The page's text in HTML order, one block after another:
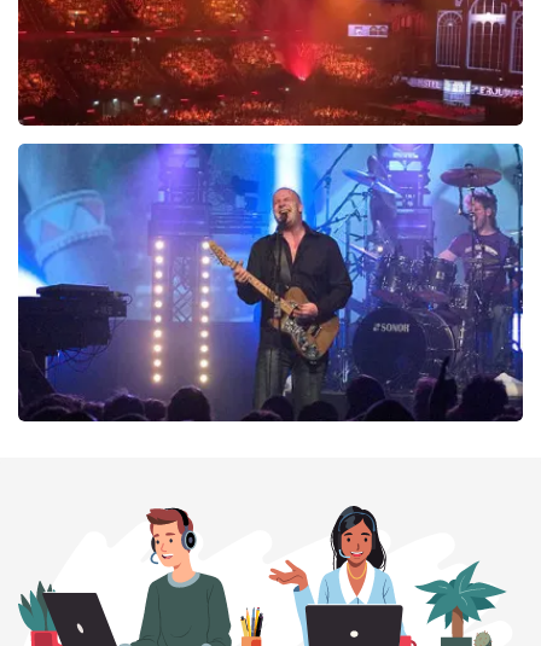
Vrienden Van Amstel Live
438laatste 30 minuten
BESTEL NU
BESTEL NU